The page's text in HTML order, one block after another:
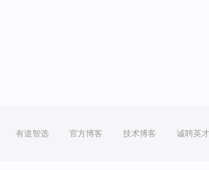
有道智选 官方博客 技术博客 诚聘英才